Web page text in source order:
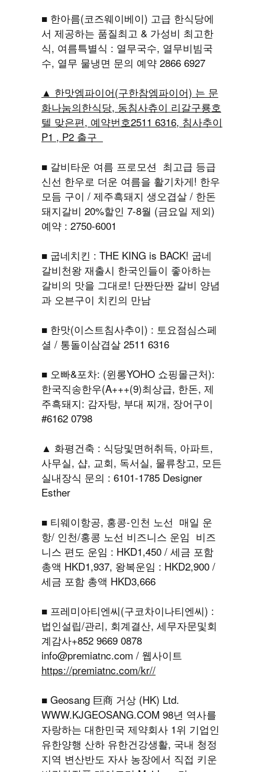
■ 한아름(코즈웨이베이) 고급 한식당에
서 제공하는 품질최고 & 가성비 최고한
식, 여름특별식 : 열무국수, 열무비빔국
수, 열무 물냉면 문의 예약 2866 6927
▲ 한맛엠파이어(구한참엠파이어) 는 문
화나눔의한식당, 동침사츄이 리갈구룡호
텔 맞은편, 예약번호2511 6316, 침사추이
P1 , P2 출구
■ 갈비타운 여름 프로모션 최고급 등급
신선 한우로 더운 여름을 활기차게! 한우
모듬 구이 / 제주흑돼지 생오겹살 / 한돈
돼지갈비 20%할인 7-8월 (금요일 제외)
예약 : 2750-6001
■ 굽네치킨 : THE KING is BACK! 굽네
갈비천왕 재출시 한국인들이 좋아하는
갈비의 맛을 그대로! 단짠단짠 갈비 양념
과 오븐구이 치킨의 만남
■ 한맛(이스트침사추이) : 토요점심스페
셜 / 통돌이삼겹살 2511 6316
■ 오빠&포차: (윈롱YOHO 쇼핑몰근처):
한국직송한우(A+++(9)최상급, 한돈, 제
주흑돼지: 감자탕, 부대 찌개, 장어구이
#6162 0798
▲ 화평건축 : 식당및면허취득, 아파트,
사무실, 샵, 교회, 독서실, 물류창고, 모든
실내장식 문의 : 6101-1785 Designer
Esther
■ 티웨이항공, 홍콩-인천 노선 매일 운
항/ 인천/홍콩 노선 비즈니스 운임 비즈
니스 편도 운임 : HKD1,450 / 세금 포함
총액 HKD1,937, 왕복운임 : HKD2,900 /
세금 포함 총액 HKD3,666
■ 프레미아티엔씨(구코차이나티엔씨) :
법인설립/관리, 회계결산, 세무자문및회
계감사+852 9669 0878
info@premiatnc.com / 웹사이트
https://premiatnc.com/kr//
■ Geosang 巨商 거상 (HK) Ltd.
WWW.KJGEOSANG.COM 98년 역사를
자랑하는 대한민국 제약회사 1위 기업인
유한양행 산하 유한건강생활, 국내 청정
지역 변산반도 자사 농장에서 직접 키운